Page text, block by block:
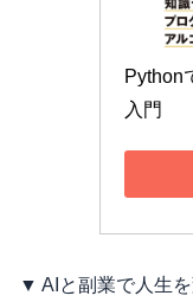
Python
入門
▼ AIと副業で人生